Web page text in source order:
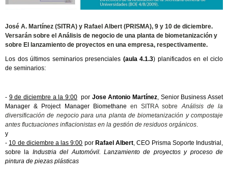
José A. Martínez (SITRA) y Rafael Albert (PRISMA), 9 y 10 de diciembre.
Versarán sobre el Análisis de negocio de una planta de biometanización y
sobre El lanzamiento de proyectos en una empresa, respectivamente.
Los dos últimos seminarios presenciales (aula 4.1.3) planificados en el ciclo
de seminarios:
- 9 de diciembre a la 9:00por Jose Antonio Martínez, Senior Business Asset
Manager & Project Manager Biomethane en SITRA sobreAnálisis de la
diversificación de negocio para una planta de biometanización y compostaje
antes fluctuaciones inflacionistas en la gestión de residuos orgánicos.
y
- 10 de diciembre a las 9:00 por Rafael Albert, CEO Prisma Soporte Industrial,
sobre la Industria del Automóvil. Lanzamiento de proyectos y proceso de
pintura de piezas plásticas